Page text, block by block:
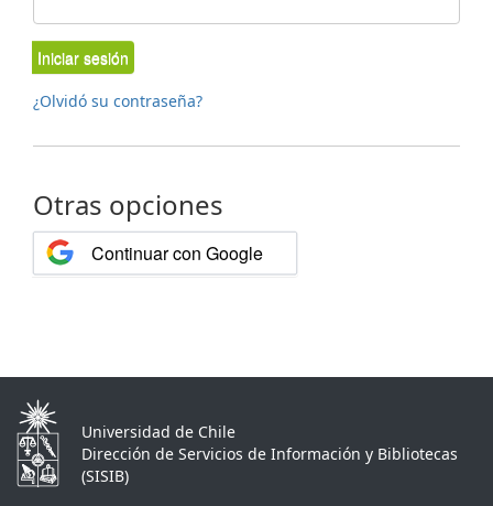
Iniciar sesión
¿Olvidó su contraseña?
Otras opciones
Continuar con Google
Universidad de Chile
Dirección de Servicios de Información y Bibliotecas
(SISIB)